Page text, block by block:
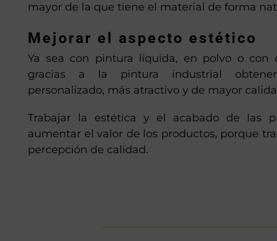
mayor de la que tiene el material de forma
Mejorar el aspecto estético
Ya sea con pintura líquida, en polvo o con
gracias a la pintura industrial
personalizado, más atractivo y de mayor
Trabajar la estética y el acabado de las
aumentar el valor de los productos, porque
percepción de calidad.